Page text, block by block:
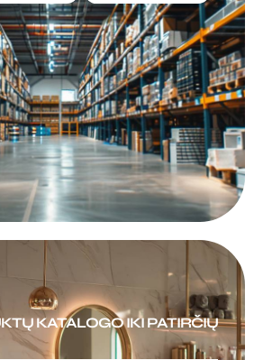
KATALOGO IKI PATIRČIŲ